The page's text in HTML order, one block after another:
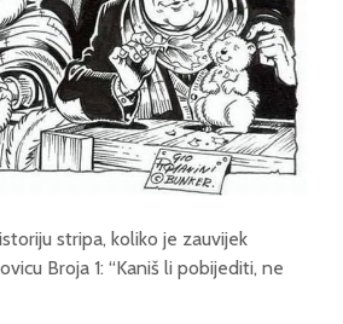
stripa, koliko je zauvijek
Broja 1: “Kaniš li pobijediti, ne